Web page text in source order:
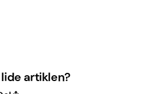
artiklen?